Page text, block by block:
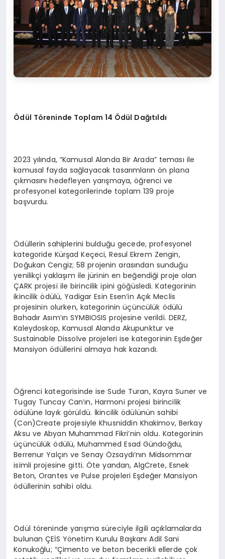
Ödül Töreninde Toplam 14 Ödül Dağıtıldı
2023 yılında, “Kamusal Alanda Bir Arada” teması ile
kamusal fayda sağlayacak tasarımların ön plana
çıkmasını hedefleyen yarışmaya, öğrenci ve
profesyonel kategorilerinde toplam 139 proje
başvurdu.
Ödüllerin sahiplerini bulduğu gecede, profesyonel
kategoride Kürşad Keçeci, Resul Ekrem Zengin,
Doğukan Cengiz; 58 projenin arasından sunduğu
yenilikçi yaklaşım ile jürinin en beğendiği proje olan
ÇARK projesi ile birincilik ipini göğüsledi. Kategorinin
ikincilik ödülü, Yadigar Esin Esen’in Açık Meclis
projesinin olurken, kategorinin üçüncülük ödülü
Bahadır Asım’ın SYMBIOSIS projesine verildi. DERZ,
Kaleydoskop, Kamusal Alanda Akupunktur ve
Sustainable Dissolve projeleri ise kategorinin Eşdeğer
Mansiyon ödüllerini almaya hak kazandı.
Öğrenci kategorisinde ise Sude Turan, Kayra Suner ve
Tugay Tuncay Can’ın, Harmoni projesi birincilik
ödülüne layık görüldü. İkincilik ödülünün sahibi
(Con)Create projesiyle Khusniddin Khakimov, Berkay
Aksu ve Abyan Muhammad Fikri’nin oldu. Kategorinin
üçüncülük ödülü, Muhammed Esad Gündoğdu,
Berrenur Yalçın ve Senay Özsaydı’nın Midsommar
isimli projesine gitti. Öte yandan, AlgCrete, Esnek
Beton, Orantes ve Pulse projeleri Eşdeğer Mansiyon
ödüllerinin sahibi oldu.
Ödül töreninde yarışma süreciyle ilgili açıklamalarda
bulunan ÇEİS Yönetim Kurulu Başkanı Adil Sani
Konukoğlu; “Çimento ve beton becerikli ellerde çok